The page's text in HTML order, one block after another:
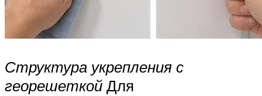
Структура укрепления с
георешеткой Для